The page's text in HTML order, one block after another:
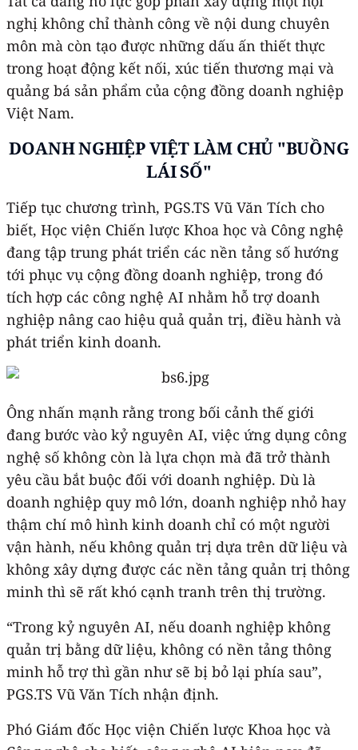
nghị không chỉ thành công về nội dung chuyên
môn mà còn tạo được những dấu ấn thiết thực
trong hoạt động kết nối, xúc tiến thương mại và
quảng bá sản phẩm của cộng đồng doanh nghiệp
Việt Nam.
DOANH NGHIỆP VIỆT LÀM CHỦ "BUỒNG
LÁI SỐ"
Tiếp tục chương trình, PGS.TS Vũ Văn Tích cho
biết, Học viện Chiến lược Khoa học và Công nghệ
đang tập trung phát triển các nền tảng số hướng
tới phục vụ cộng đồng doanh nghiệp, trong đó
tích hợp các công nghệ AI nhằm hỗ trợ doanh
nghiệp nâng cao hiệu quả quản trị, điều hành và
phát triển kinh doanh.
Ông nhấn mạnh rằng trong bối cảnh thế giới
đang bước vào kỷ nguyên AI, việc ứng dụng công
nghệ số không còn là lựa chọn mà đã trở thành
yêu cầu bắt buộc đối với doanh nghiệp. Dù là
doanh nghiệp quy mô lớn, doanh nghiệp nhỏ hay
thậm chí mô hình kinh doanh chỉ có một người
vận hành, nếu không quản trị dựa trên dữ liệu và
không xây dựng được các nền tảng quản trị thông
minh thì sẽ rất khó cạnh tranh trên thị trường.
“Trong kỷ nguyên AI, nếu doanh nghiệp không
quản trị bằng dữ liệu, không có nền tảng thông
minh hỗ trợ thì gần như sẽ bị bỏ lại phía sau”,
PGS.TS Vũ Văn Tích nhận định.
Phó Giám đốc Học viện Chiến lược Khoa học và